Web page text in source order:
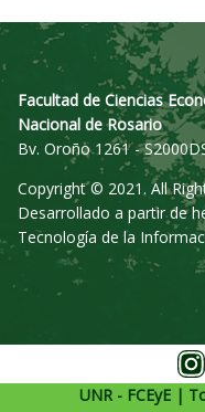
Facultad de Ciencias
Nacional de Rosario
Bv. Oroño 1261 -
Copyright © 2021. All
Desarrollado a partir de
Tecnología de la
UNR - FCEyE |